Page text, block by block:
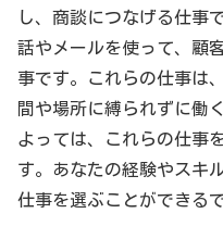
し、商談につなげる仕事
話やメールを使って、顧
事です。これらの仕事は
間や場所に縛られずに働
よっては、これらの仕事
す。あなたの経験やスキ
仕事を選ぶことができる